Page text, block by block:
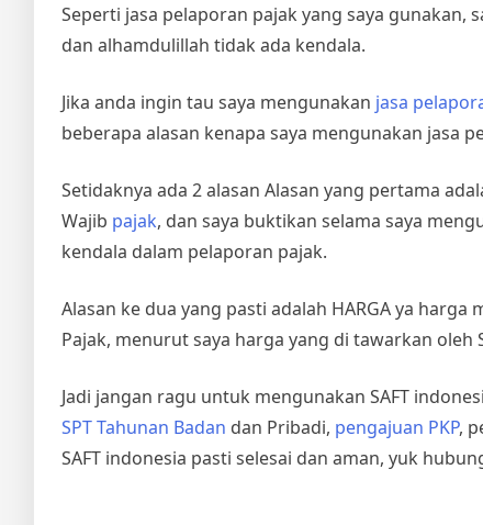
Seperti jasa pelaporan pajak yang saya gunakan,
dan alhamdulillah tidak ada kendala.
Jika anda ingin tau saya mengunakan jasa
beberapa alasan kenapa saya mengunakan jasa
Setidaknya ada 2 alasan Alasan yang pertama
Wajib pajak, dan saya buktikan selama saya
kendala dalam pelaporan pajak.
Alasan ke dua yang pasti adalah HARGA ya
Pajak, menurut saya harga yang di tawarkan
Jadi jangan ragu untuk mengunakan SAFT
SPT Tahunan Badan dan Pribadi, pengajuan PKP,
SAFT indonesia pasti selesai dan aman, yuk